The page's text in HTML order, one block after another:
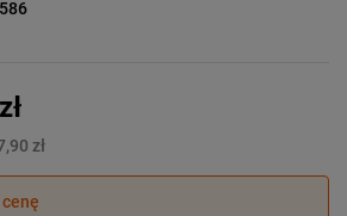
zł
zł